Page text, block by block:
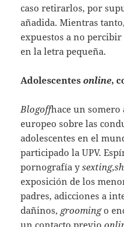
caso retirarlos, por
añadida. Mientras
expuestos a no percibir
en la letra pequeña.
Adolescentesonline,
Blogoffhace un
europeo sobre las
adolescentes en el
participado la UPV.
pornografía ysexting,
exposición de los
padres, adicciones a
dañinos, groomingo
un contacto previo